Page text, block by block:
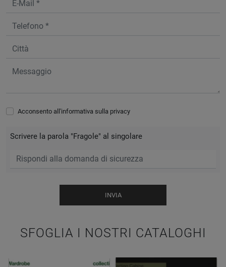
SFOGLIA I NOSTRI CATALOGHI
Acconsento all'informativa sulla privacy
Scrivere la parola "Fragole" al singolare
INVIA